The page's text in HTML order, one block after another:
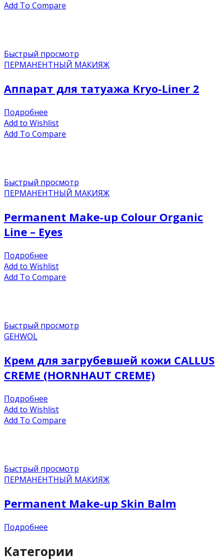
Add To Compare
Быстрый просмотр
ПЕРМАНЕНТНЫЙ МАКИЯЖ
Аппарат для татуажа Kryo-Liner 2
Подробнее
Add to Wishlist
Add To Compare
Быстрый просмотр
ПЕРМАНЕНТНЫЙ МАКИЯЖ
Permanent Make-up Colour Organic
Line – Eyes
Подробнее
Add to Wishlist
Add To Compare
Быстрый просмотр
GEHWOL
Крем для загрубевшей кожи CALLUS
CREME (HORNHAUT CREME)
Подробнее
Add to Wishlist
Add To Compare
Быстрый просмотр
ПЕРМАНЕНТНЫЙ МАКИЯЖ
Permanent Make-up Skin Balm
Подробнее
Категории